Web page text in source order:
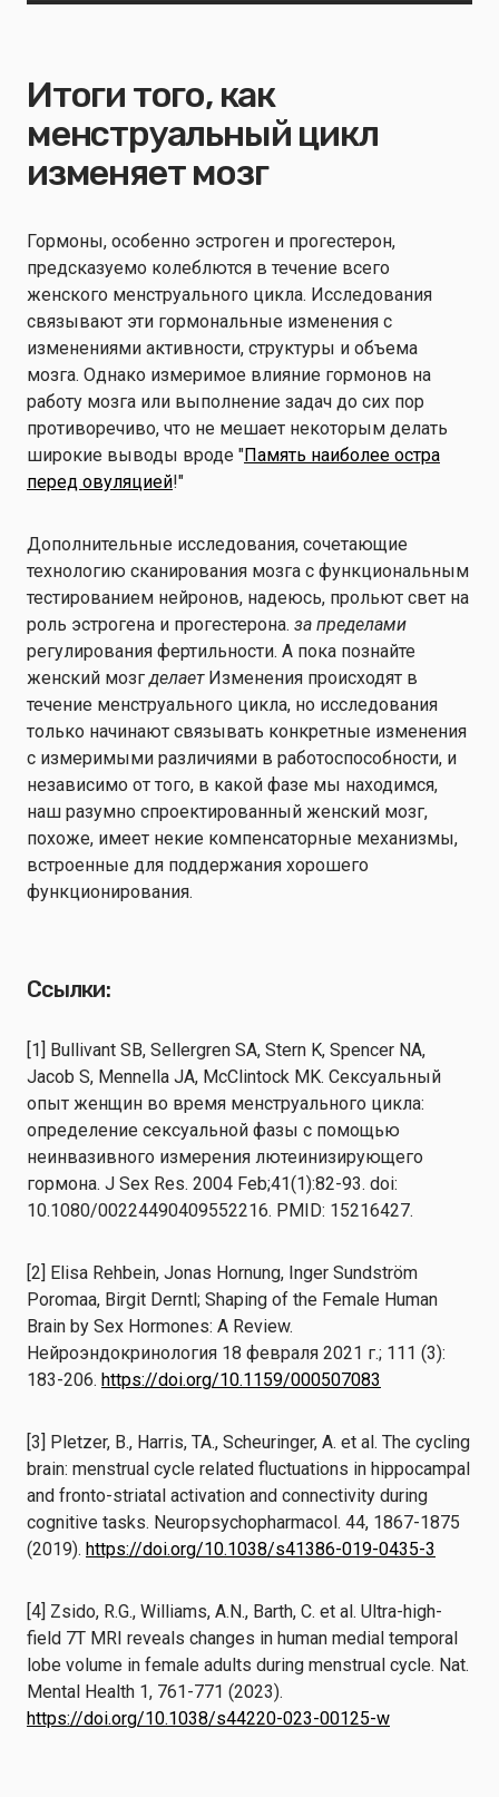
Итоги того, как
менструальный цикл
изменяет мозг
Гормоны, особенно эстроген и прогестерон,
предсказуемо колеблются в течение всего
женского менструального цикла. Исследования
связывают эти гормональные изменения с
изменениями активности, структуры и объема
мозга. Однако измеримое влияние гормонов на
работу мозга или выполнение задач до сих пор
противоречиво, что не мешает некоторым делать
широкие выводы вроде "Память наиболее остра
перед овуляцией!"
Дополнительные исследования, сочетающие
технологию сканирования мозга с функциональным
тестированием нейронов, надеюсь, прольют свет на
роль эстрогена и прогестерона. за пределами
регулирования фертильности. А пока познайте
женский мозгделает Изменения происходят в
течение менструального цикла, но исследования
только начинают связывать конкретные изменения
с измеримыми различиями в работоспособности, и
независимо от того, в какой фазе мы находимся,
наш разумно спроектированный женский мозг,
похоже, имеет некие компенсаторные механизмы,
встроенные для поддержания хорошего
функционирования.
Ссылки:
[1] Bullivant SB, Sellergren SA, Stern K, Spencer NA,
Jacob S, Mennella JA, McClintock MK. Сексуальный
опыт женщин во время менструального цикла:
определение сексуальной фазы с помощью
неинвазивного измерения лютеинизирующего
гормона. J Sex Res. 2004 Feb;41(1):82-93. doi:
10.1080/00224490409552216. PMID: 15216427.
[2] Elisa Rehbein, Jonas Hornung, Inger Sundström
Poromaa, Birgit Derntl; Shaping of the Female Human
Brain by Sex Hormones: A Review.
Нейроэндокринология 18 февраля 2021 г.; 111 (3):
183-206. https://doi.org/10.1159/000507083
[3] Pletzer, B., Harris, TA., Scheuringer, A. et al. The cycling
brain: menstrual cycle related fluctuations in hippocampal
and fronto-striatal activation and connectivity during
cognitive tasks. Neuropsychopharmacol. 44, 1867-1875
(2019). https://doi.org/10.1038/s41386-019-0435-3
[4] Zsido, R.G., Williams, A.N., Barth, C. et al. Ultra-high-
field 7T MRI reveals changes in human medial temporal
lobe volume in female adults during menstrual cycle. Nat.
Mental Health 1, 761-771 (2023).
https://doi.org/10.1038/s44220-023-00125-w